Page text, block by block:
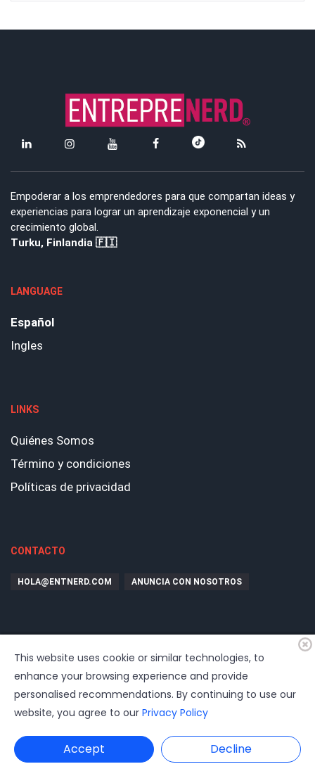
Empoderar a los emprendedores para que compartan ideas y
experiencias para lograr un aprendizaje exponencial y un
crecimiento global.
Turku, Finlandia 🇫🇮
LANGUAGE
Español
Ingles
LINKS
Quiénes Somos
Término y condiciones
Políticas de privacidad
CONTACTO
HOLA@ENTNERD.COM ANUNCIA CON NOSOTROS
www.dast.cl
This website uses cookie or similar technologies, to
enhance your browsing experience and provide
personalised recommendations. By continuing to use our
website, you agree to our Privacy Policy
Accept Decline